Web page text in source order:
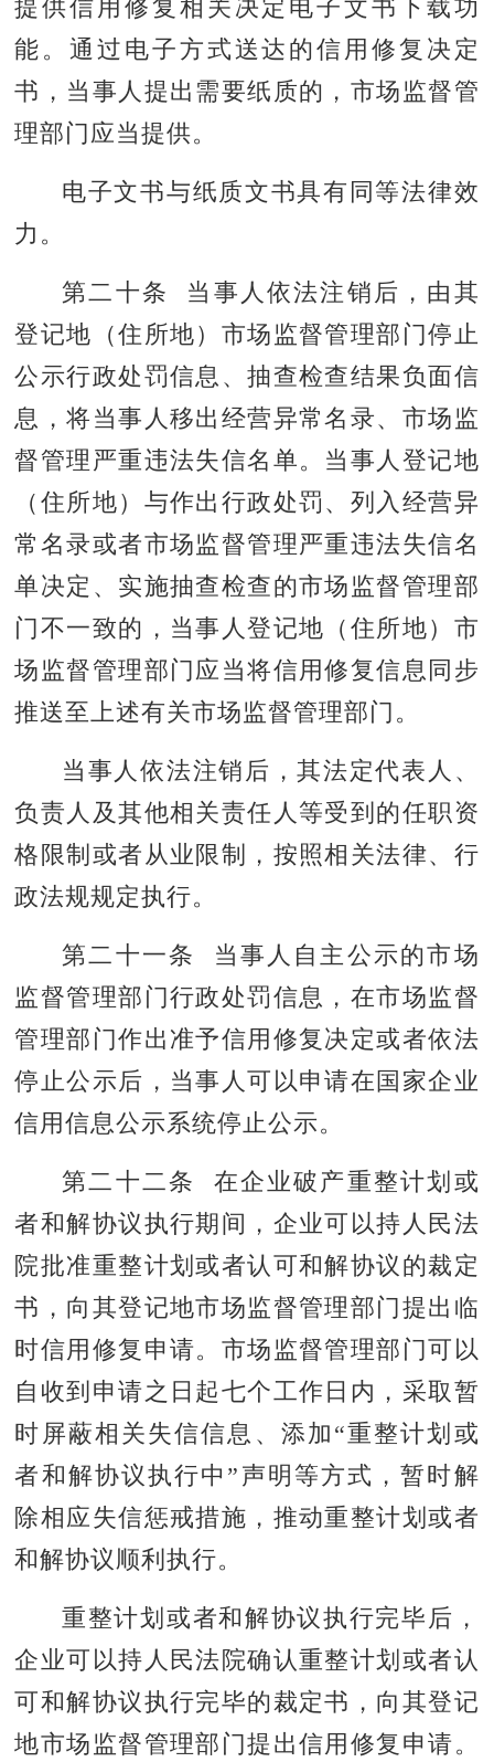
提供信用修复相关决定电子文书下载功
能。通过电子方式送达的信用修复决定
书，当事人提出需要纸质的，市场监督管
理部门应当提供。
电子文书与纸质文书具有同等法律效
力。
第二十条 当事人依法注销后，由其
登记地（住所地）市场监督管理部门停止
公示行政处罚信息、抽查检查结果负面信
息，将当事人移出经营异常名录、市场监
督管理严重违法失信名单。当事人登记地
（住所地）与作出行政处罚、列入经营异
常名录或者市场监督管理严重违法失信名
单决定、实施抽查检查的市场监督管理部
门不一致的，当事人登记地（住所地）市
场监督管理部门应当将信用修复信息同步
推送至上述有关市场监督管理部门。
当事人依法注销后，其法定代表人、
负责人及其他相关责任人等受到的任职资
格限制或者从业限制，按照相关法律、行
政法规规定执行。
第二十一条 当事人自主公示的市场
监督管理部门行政处罚信息，在市场监督
管理部门作出准予信用修复决定或者依法
停止公示后，当事人可以申请在国家企业
信用信息公示系统停止公示。
第二十二条 在企业破产重整计划或
者和解协议执行期间，企业可以持人民法
院批准重整计划或者认可和解协议的裁定
书，向其登记地市场监督管理部门提出临
时信用修复申请。市场监督管理部门可以
自收到申请之日起七个工作日内，采取暂
时屏蔽相关失信信息、添加“重整计划或
者和解协议执行中”声明等方式，暂时解
除相应失信惩戒措施，推动重整计划或者
和解协议顺利执行。
重整计划或者和解协议执行完毕后，
企业可以持人民法院确认重整计划或者认
可和解协议执行完毕的裁定书，向其登记
地市场监督管理部门提出信用修复申请。